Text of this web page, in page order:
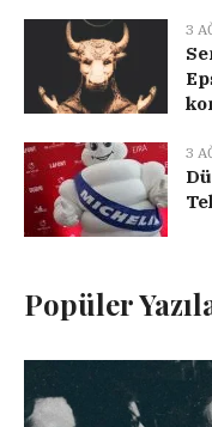
3
3
Popüler